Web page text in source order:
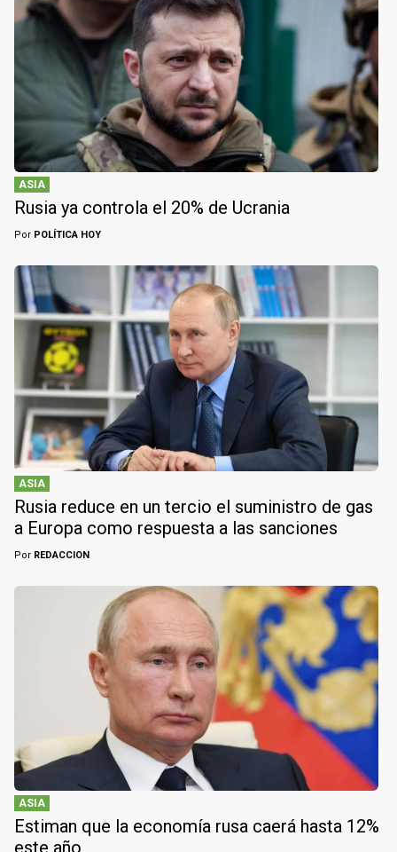
ASIA
Rusia ya controla el 20% de Ucrania
Por POLÍTICA HOY
ASIA
Rusia reduce en un tercio el suministro de gas
a Europa como respuesta a las sanciones
Por REDACCION
ASIA
Estiman que la economía rusa caerá hasta 12%
este año